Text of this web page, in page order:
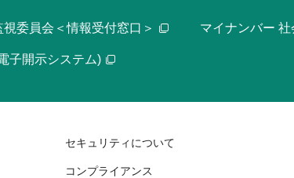
委員会＜情報受付窓口＞ マイナンバー
子開示システム)
セキュリティについて
コンプライアンス